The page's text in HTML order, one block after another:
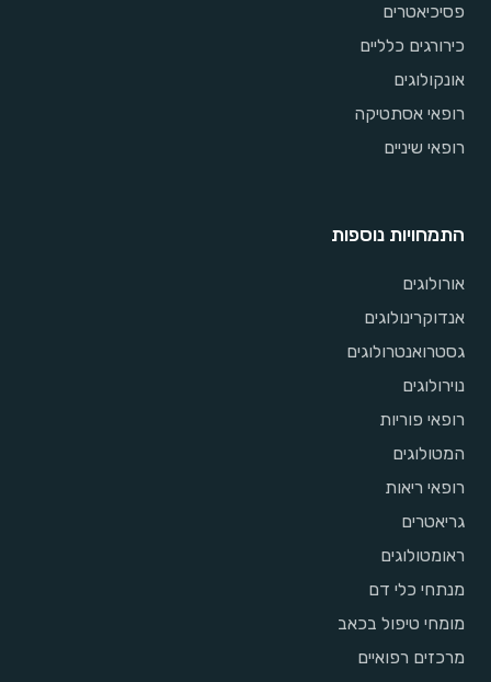
פסיכיאטרים
כירורגים כלליים
אונקולוגים
רופאי אסתטיקה
רופאי שיניים
התמחויות נוספות
אורולוגים
אנדוקרינולוגים
גסטרואנטרולוגים
נוירולוגים
רופאי פוריות
המטולוגים
רופאי ריאות
גריאטרים
ראומטולוגים
מנתחי כלי דם
מומחי טיפול בכאב
מרכזים רפואיים